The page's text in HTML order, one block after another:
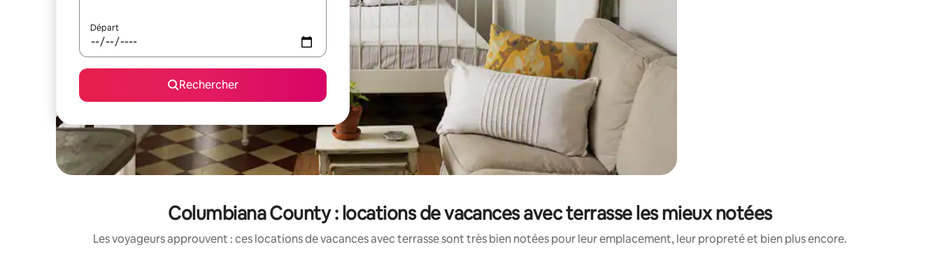
Départ
Rechercher
Columbiana County : locations de vacances avec terrasse les mieux notées
Les voyageurs approuvent : ces locations de vacances avec terrasse sont très bien notées pour leur emplacement, leur propreté et bien plus encore.